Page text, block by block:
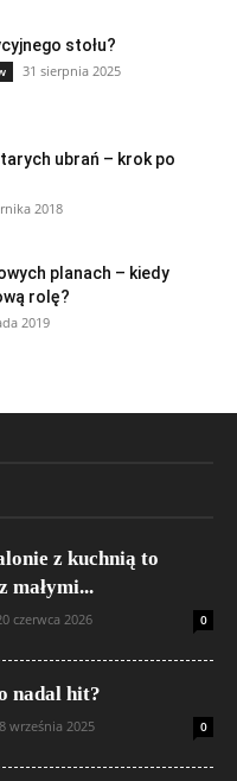
stołu?
31 sierpnia 2025
ubrań – krok po
2018
planach – kiedy
rolę?
2019
z kuchnią to
małymi...
czerwca 2026 0
nadal hit?
września 2025 0